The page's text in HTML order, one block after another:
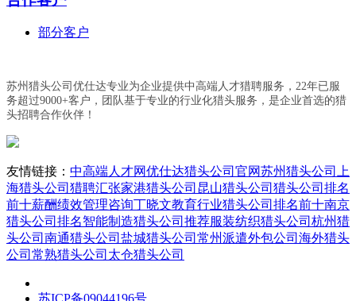
部分客户
苏州猎头公司优仕达专业为企业提供中高端人才猎聘服务，22年已服
务超过9000+客户，团队基于专业的行业化猎头服务，是企业首选的猎
头招聘合作伙伴！
友情链接： 中高端人才网优仕达猎头公司官网苏州猎头公司 上
海猎头公司 猎聘汇张家港猎头公司 昆山猎头公司 猎头公司排名
前十薪酬绩效管理咨询丁晓文教育行业猎头公司排名前十南京
猎头公司排名智能制造猎头公司推荐服装纺织猎头公司 杭州猎
头公司 南通猎头公司 盐城猎头公司 常州派遣外包公司 海外猎头
公司 常熟猎头公司 太仓猎头公司